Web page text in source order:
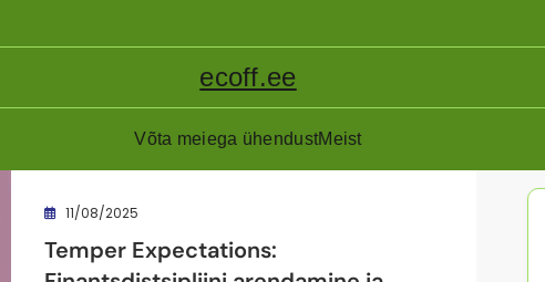
ecoff.ee
Võta meiega ühendustMeist
11/08/2025
Temper Expectations: